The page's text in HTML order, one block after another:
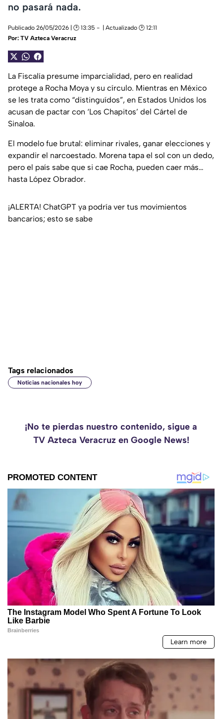
no pasará nada.
Publicado 26/05/2026 | 🕑 13:35
| Actualizado 🕑 12:11
Por: TV Azteca Veracruz
La Fiscalía presume imparcialidad, pero en realidad
protege a Rocha Moya y su círculo. Mientras en México
se les trata como “distinguídos”, en Estados Unidos los
acusan de pactar con ‘Los Chapitos’ del Cártel de
Sinaloa.
El modelo fue brutal: eliminar rivales, ganar elecciones y
expandir el narcoestado. Morena tapa el sol con un dedo,
pero el país sabe que si cae Rocha, pueden caer más…
hasta López Obrador.
¡ALERTA! ChatGPT ya podría ver tus movimientos
bancarios; esto se sabe
Tags relacionados
Noticias nacionales hoy
¡No te pierdas nuestro contenido, sigue a
TV Azteca Veracruz en Google News!